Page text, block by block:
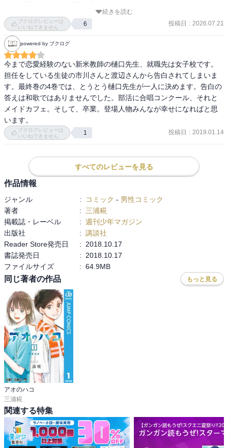
たを選んだんです！』みたいな説得力をストーリーで示して欲しか
った。
続きを読む
ブクログレビューは
いいねできません
6 投稿日 : 2026.07.21
powered by ブクログ
今まで恋愛経験のない新米教師の樋口先生、就職先は女子校です。
担任をしている生徒の市川さんと渡辺さんから告白されてしまいま
す。最終巻の4巻では、とうとう樋口先生が一人に決めます。告白の
答えは和歌ではありませんでした。部活に合唱コンクール、それと
メイドカフェ。そして、卒業。登場人物みんなが幸せになればと思
います。
ブクログレビューは
いいねできません
1 投稿日 : 2019.01.14
すべてのレビューを見る
作品情報
ジャンル : コミック - 男性コミック
著者
:
三浦糀
掲載誌・レーベル
: 週刊少年マガジン
出版社
: 講談社
Reader Store発売日
:
2018.10.17
書誌発売日
:
2018.10.17
ファイルサイズ
: 64.9MB
同じ著者の作品 もっと見る
アオのハコ
三浦糀
関連する特集